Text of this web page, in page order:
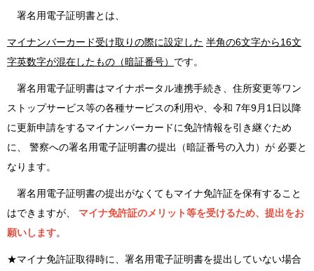
署名用電子証明書とは、
マイナンバーカード受け取りの際に設定した 半角の6文字から16文
字英数字が混在したもの（暗証番号） です。
署名用電子証明書はマイナポータル連携手続き、住所変更等ワン
ストップサービス等の各種サービスの利用や、 令和 7年9月1日以降
に更新申請をするマイナンバーカードに免許情報を引き継ぐため
に、
警察への署名用電子証明書の提出（暗証番号の入力）が 必要と
なります。
署名用電子証明書の提出がなくてもマイナ免許証を保有すること
はできますが、
マイナ免許証のメリット等を受けるため、提出をお
願いします。
★マイナ免許証取得時に、署名用電子証明書を提出していない場合